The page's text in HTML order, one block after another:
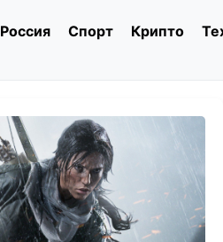
Россия Спорт Крипто